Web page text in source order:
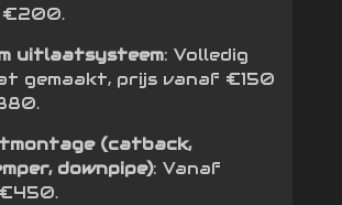
€200.
uitlaatsysteem: Volledig
gemaakt, prijs vanaf €150
(catback,
downpipe): Vanaf